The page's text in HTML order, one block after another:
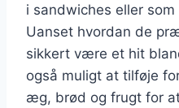
i sandwiches eller
Uanset hvordan de
sikkert være et hit
også muligt at tilføje
æg, brød og frugt for